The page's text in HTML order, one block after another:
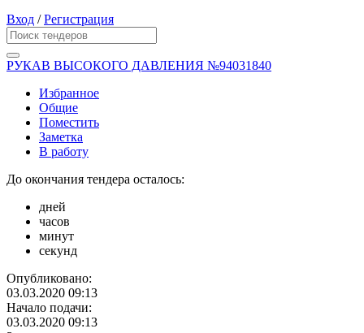
Вход /Регистрация
РУКАВ ВЫСОКОГО ДАВЛЕНИЯ №94031840
Избранное
Общие
Поместить
Заметка
В работу
До окончания тендера осталось:
дней
часов
минут
секунд
Опубликовано:
03.03.2020 09:13
Начало подачи:
03.03.2020 09:13